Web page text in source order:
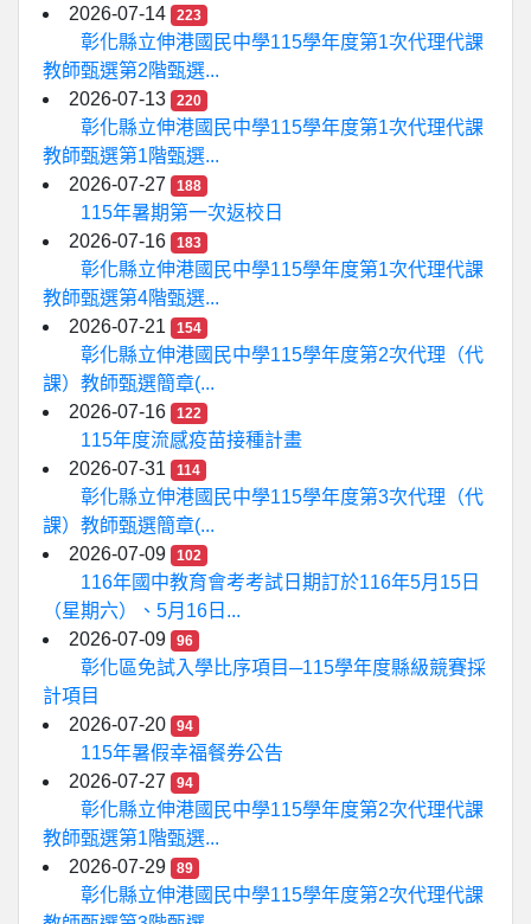
2026-07-14
223
彰化縣立伸港國民中學115學年度第1次代理代課
教師甄選第2階甄選...
2026-07-13
220
彰化縣立伸港國民中學115學年度第1次代理代課
教師甄選第1階甄選...
2026-07-27
188
115年暑期第一次返校日
2026-07-16
183
彰化縣立伸港國民中學115學年度第1次代理代課
教師甄選第4階甄選...
2026-07-21
154
彰化縣立伸港國民中學115學年度第2次代理（代
課）教師甄選簡章(...
2026-07-16
122
115年度流感疫苗接種計畫
2026-07-31
114
彰化縣立伸港國民中學115學年度第3次代理（代
課）教師甄選簡章(...
2026-07-09
102
116年國中教育會考考試日期訂於116年5月15日
（星期六）、5月16日...
2026-07-09
96
彰化區免試入學比序項目─115學年度縣級競賽採
計項目
2026-07-20
94
115年暑假幸福餐券公告
2026-07-27
94
彰化縣立伸港國民中學115學年度第2次代理代課
教師甄選第1階甄選...
2026-07-29
89
彰化縣立伸港國民中學115學年度第2次代理代課